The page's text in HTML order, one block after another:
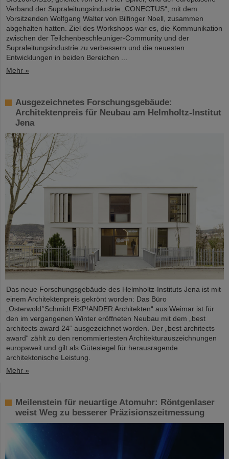
Verband der Supraleitungsindustrie „CONECTUS“, mit dem
Vorsitzenden Wolfgang Walter von Bilfinger Noell, zusammen
abgehalten hatten. Ziel des Workshops war es, die Kommunikation
zwischen der Teilchenbeschleuniger-Community und der
Supraleitungsindustrie zu verbessern und die neuesten
Entwicklungen in beiden Bereichen ...
Mehr »
Ausgezeichnetes Forschungsgebäude:
Architektenpreis für Neubau am Helmholtz-Institut
Jena
Das neue Forschungsgebäude des Helmholtz-Instituts Jena ist mit
einem Architektenpreis gekrönt worden: Das Büro
„Osterwold°Schmidt EXP!ANDER Architekten“ aus Weimar ist für
den im vergangenen Winter eröffneten Neubau mit dem „best
architects award 24“ ausgezeichnet worden. Der „best architects
award“ zählt zu den renommiertesten Architekturauszeichnungen
europaweit und gilt als Gütesiegel für herausragende
architektonische Leistung.
Mehr »
Meilenstein für neuartige Atomuhr: Röntgenlaser
weist Weg zu besserer Präzisionszeitmessung